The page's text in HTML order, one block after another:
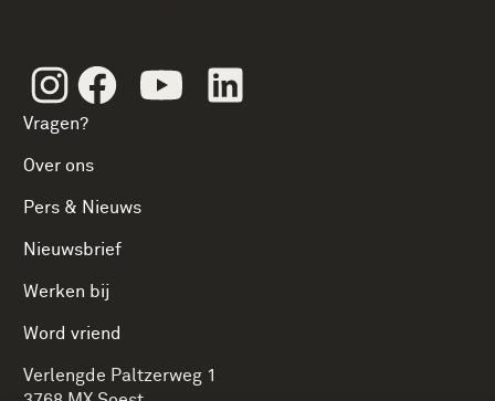
InstagramFacebookYoutube
Vragen?
Over ons
Pers & Nieuws
Nieuwsbrief
Werken bij
Word vriend
Verlengde Paltzerweg 1